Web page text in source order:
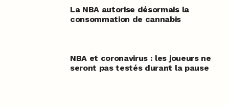
La NBA autorise désormais la
consommation de cannabis
NBA et coronavirus : les joueurs ne
seront pas testés durant la pause